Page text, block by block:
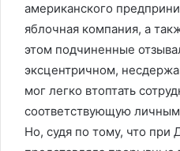
американского
яблочная компания, а
этом подчиненные
эксцентричном,
мог легко втоптать
соответствующую
Но, судя по тому, что при